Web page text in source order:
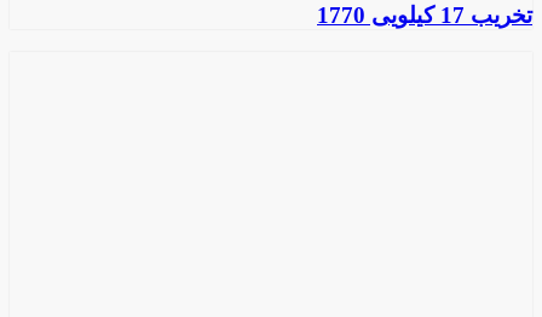
تخریب 17 کیلویی 1770